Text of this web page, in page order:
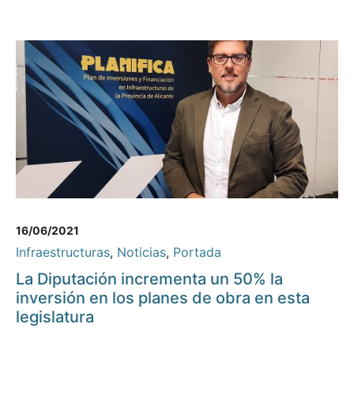
16/06/2021
Infraestructuras, Noticias, Portada
La Diputación incrementa un 50% la
inversión en los planes de obra en esta
legislatura